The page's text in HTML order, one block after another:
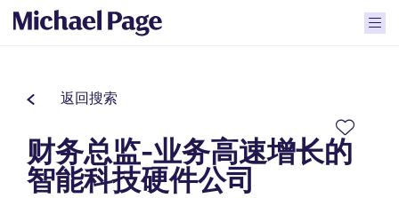
返回搜索
财务总监-业务高速增长的
智能科技硬件公司